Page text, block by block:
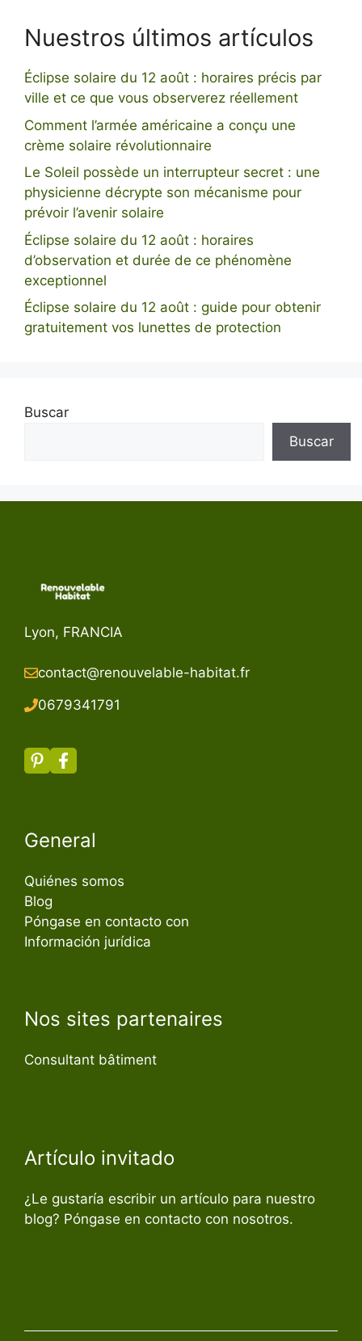
Nuestros últimos artículos
Éclipse solaire du 12 août : horaires précis par
ville et ce que vous observerez réellement
Comment l’armée américaine a conçu une
crème solaire révolutionnaire
Le Soleil possède un interrupteur secret : une
physicienne décrypte son mécanisme pour
prévoir l’avenir solaire
Éclipse solaire du 12 août : horaires
d’observation et durée de ce phénomène
exceptionnel
Éclipse solaire du 12 août : guide pour obtenir
gratuitement vos lunettes de protection
Buscar
Buscar
Lyon, FRANCIA
contact@renouvelable-habitat.fr
0679341791
General
Quiénes somos
Blog
Póngase en contacto con
Información jurídica
Nos sites partenaires
Consultant bâtiment
Artículo invitado
¿Le gustaría escribir un artículo para nuestro
blog? Póngase en contacto con nosotros.